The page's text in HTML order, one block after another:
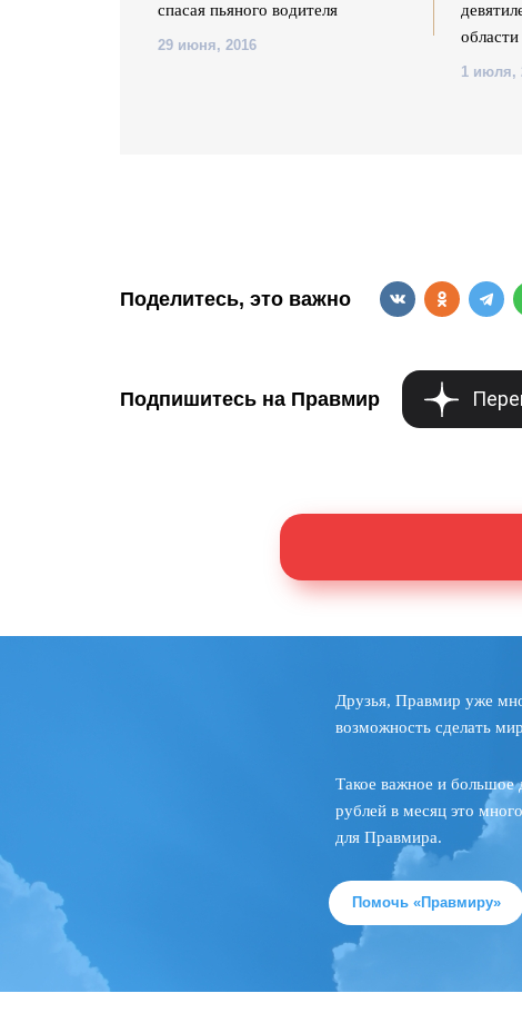
спасая пьяного водителя
29 июня, 2016
области
1 июля,
Поделитесь, это важно
Подпишитесь на Правмир
Друзья, Правмир уже
возможность сделать
Такое важное и большое
рублей в месяц это
для Правмира.
Помочь «Правмиру»